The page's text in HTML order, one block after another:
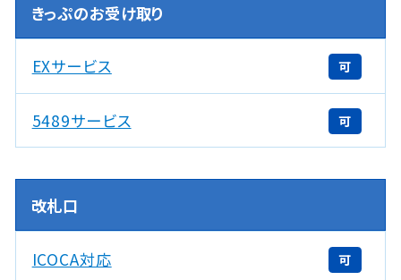
きっぷのお受け取り
EXサービス 可
5489サービス 可
改札口
ICOCA対応 可